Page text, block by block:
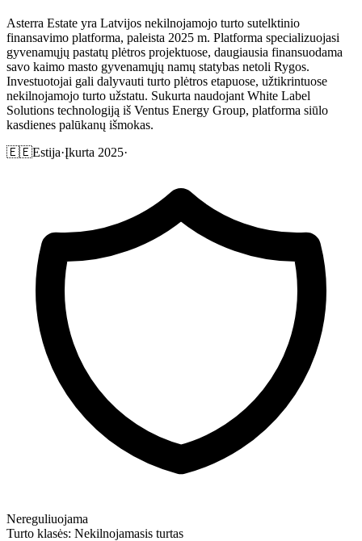
Asterra Estate yra Latvijos nekilnojamojo turto sutelktinio
finansavimo platforma, paleista 2025 m. Platforma specializuojasi
gyvenamųjų pastatų plėtros projektuose, daugiausia finansuodama
savo kaimo masto gyvenamųjų namų statybas netoli Rygos.
Investuotojai gali dalyvauti turto plėtros etapuose, užtikrintuose
nekilnojamojo turto užstatu. Sukurta naudojant White Label
Solutions technologiją iš Ventus Energy Group, platforma siūlo
kasdienes palūkanų išmokas.
🇪🇪Estija·Įkurta 2025·
Nereguliuojama
Turto klasės: Nekilnojamasis turtas